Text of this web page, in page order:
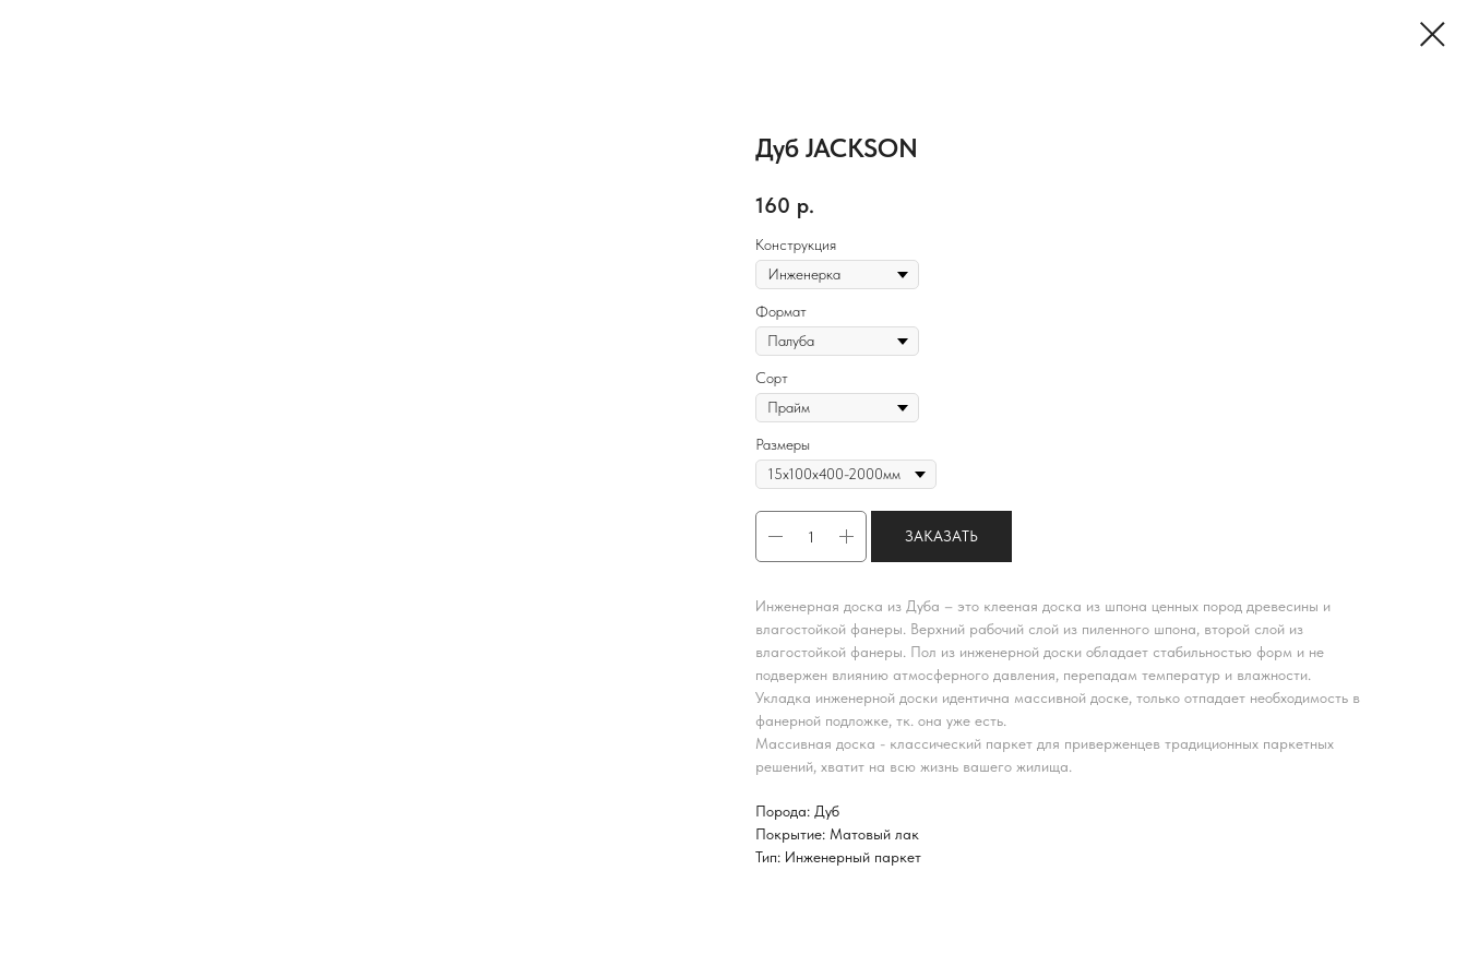
Дуб JACKSON
160 р.
Конструкция
Формат
Сорт
Размеры
ЗАКАЗАТЬ
Инженерная доска из Дуба – это клееная доска из шпона ценных пород древесины и
влагостойкой фанеры. Верхний рабочий слой из пиленного шпона, второй слой из
влагостойкой фанеры. Пол из инженерной доски обладает стабильностью форм и не
подвержен влиянию атмосферного давления, перепадам температур и влажности.
Укладка инженерной доски идентична массивной доске, только отпадает необходимость в
фанерной подложке, тк. она уже есть.
Массивная доска - классический паркет для приверженцев традиционных паркетных
решений, хватит на всю жизнь вашего жилища.
Порода: Дуб
Покрытие: Матовый лак
Тип: Инженерный паркет